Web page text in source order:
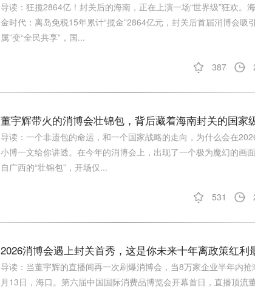
导读：狂揽2864亿！封关后的海南，正在上演一场“世界级”狂欢。
金时代：离岛免税15年累计“揽金”2864亿元，封关后首届消博会吸
属”变“全民共享”，国...
387
董宇辉带火的消博会壮锦包，背后藏着海南封关的国家
导读：一个非遗包的命运，和一个国家战略的走向，为什么会在
小博一文给你讲透。在今年的消博会上，出现了一个极为魔幻的画
自广西的“壮锦包”，开场仅...
531
2026消博会遇上封关首秀，这是你未来十年离政策红利
导读：当董宇辉的直播间再一次刷爆消博会，当8万家企业半年内
月13日，海口。第六届中国国际消费品博览会开幕首日，直播顶流